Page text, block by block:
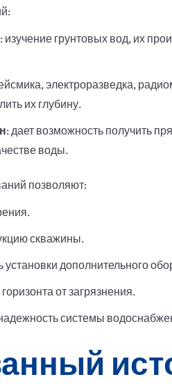
: изучение грунтовых вод, их
электроразведка,
их глубину.
: дает возможность получить
воды.
позволяют:
скважины.
дополнительного
от загрязнения.
системы